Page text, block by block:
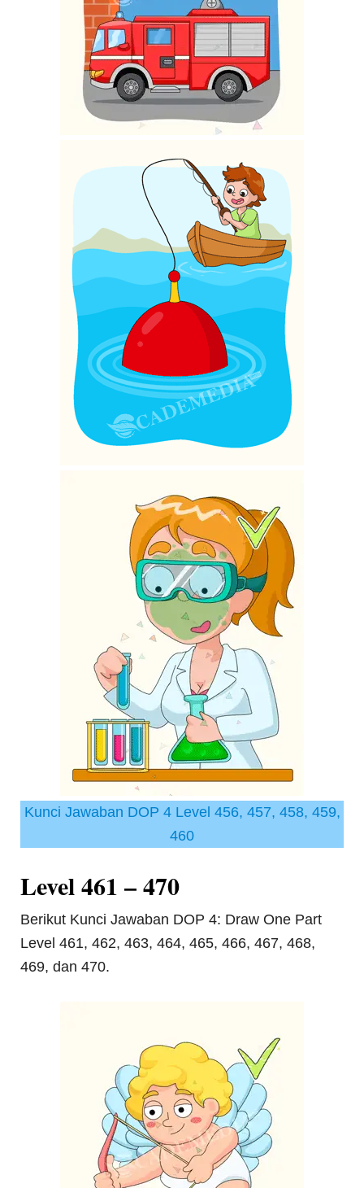
Kunci Jawaban DOP 4 Level 456, 457, 458, 459,
460
Level 461 – 470
Berikut Kunci Jawaban DOP 4: Draw One Part
Level 461, 462, 463, 464, 465, 466, 467, 468,
469, dan 470.